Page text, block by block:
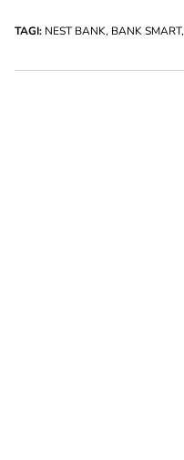
TAGI: NEST BANK, BANK SMART,